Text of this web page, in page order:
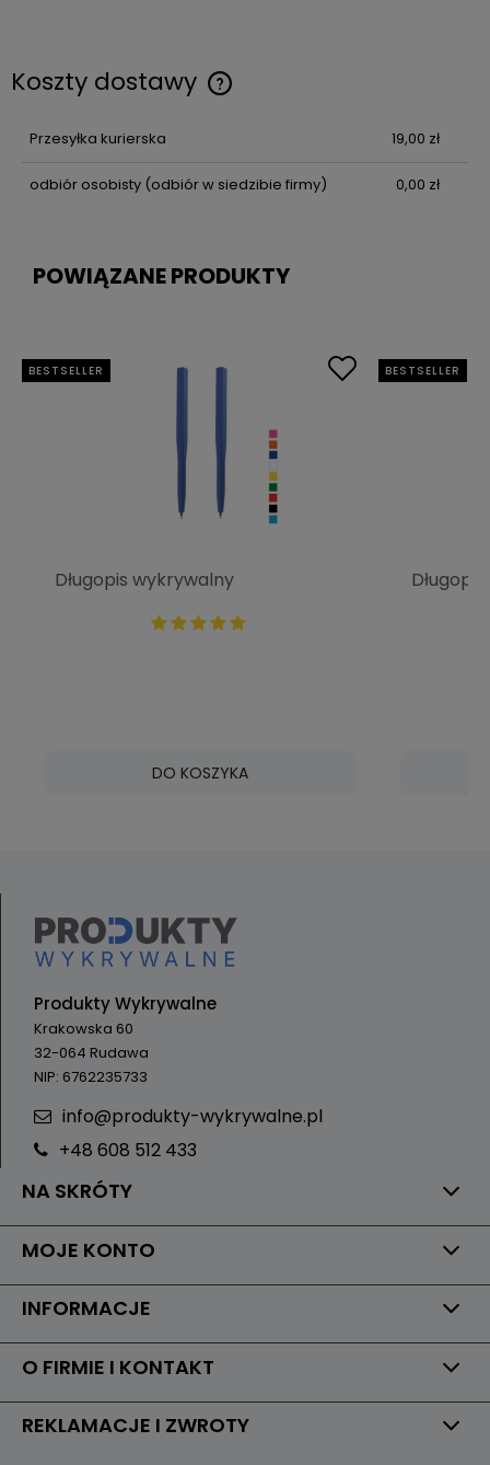
Koszty dostawy
Przesyłka kurierska 19,00 zł
odbiór osobisty(odbiór w siedzibie firmy) 0,00 zł
POWIĄZANE PRODUKTY
Długopis wykrywalny
jednoczęściowy ONE bez klipsa
DO KOSZYKA
BESTSELLER BESTSELLER
NA SKRÓTY
MOJE KONTO
INFORMACJE
O FIRMIE I KONTAKT
REKLAMACJE I ZWROTY
Produkty Wykrywalne
Krakowska 60
32-064 Rudawa
NIP: 6762235733
info@produkty-wykrywalne.pl
+48 608 512 433